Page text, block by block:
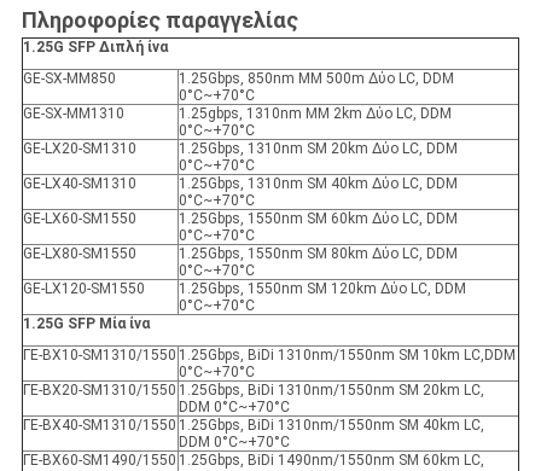
Πληροφορίες παραγγελίας
1.25G SFP Διπλή ίνα
GE-SX-MM850
1.25Gbps, 850nm MM 500m Δύο LC, DDM
0°C~+70°C
GE-SX-MM1310
1.25gbps, 1310nm MM 2km Δύο LC, DDM
0°C~+70°C
GE-LX20-SM1310
1.25Gbps, 1310nm SM 20km Δύο LC, DDM
0°C~+70°C
GE-LX40-SM1310
1.25Gbps, 1310nm SM 40km Δύο LC, DDM
0°C~+70°C
GE-LX60-SM1550
1.25Gbps, 1550nm SM 60km Δύο LC, DDM
0°C~+70°C
GE-LX80-SM1550
1.25Gbps, 1550nm SM 80km Δύο LC, DDM
0°C~+70°C
GE-LX120-SM1550
1.25Gbps, 1550nm SM 120km Δύο LC, DDM
0°C~+70°C
1.25G SFP Μία ίνα
ΓΕ-ΒX10-SM1310/1550 1.25Gbps, BiDi 1310nm/1550nm SM 10km LC,DDM
0°C~+70°C
ΓΕ-ΒΧ20-SM1310/1550 1.25Gbps, BiDi 1310nm/1550nm SM 20km LC,
DDM 0°C~+70°C
ΓΕ-ΒΧ40-SM1310/1550 1.25Gbps, BiDi 1310nm/1550nm SM 40km LC,
DDM 0°C~+70°C
ΓΕ-ΒΧ60-SM1490/1550 1.25Gbps, BiDi 1490nm/1550nm SM 60km LC,